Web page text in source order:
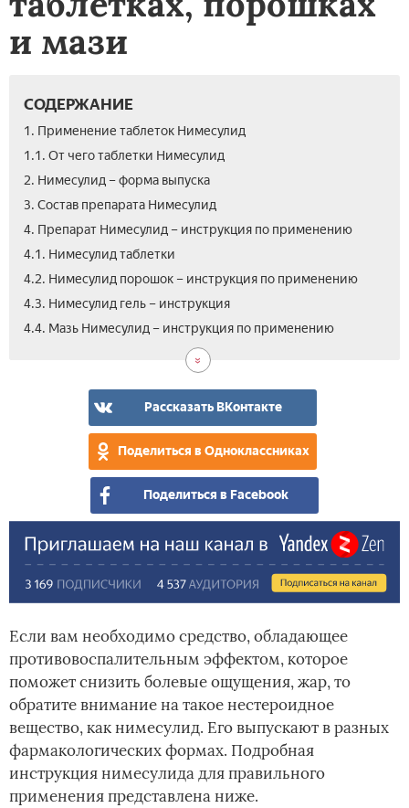
и мази
СОДЕРЖАНИЕ
1. Применение таблеток Нимесулид
1.1. От чего таблетки Нимесулид
2. Нимесулид – форма выпуска
3. Состав препарата Нимесулид
4. Препарат Нимесулид – инструкция по применению
4.1. Нимесулид таблетки
4.2. Нимесулид порошок – инструкция по применению
4.3. Нимесулид гель – инструкция
4.4. Мазь Нимесулид – инструкция по применению
Рассказать ВКонтакте
Поделиться в Одноклассниках
Поделиться в Facebook
Если вам необходимо средство, обладающее
противовоспалительным эффектом, которое
поможет снизить болевые ощущения, жар, то
обратите внимание на такое нестероидное
вещество, как нимесулид. Его выпускают в разных
фармакологических формах. Подробная
инструкция нимесулида для правильного
применения представлена ниже.